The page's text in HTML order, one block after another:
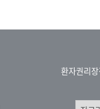
환자권리